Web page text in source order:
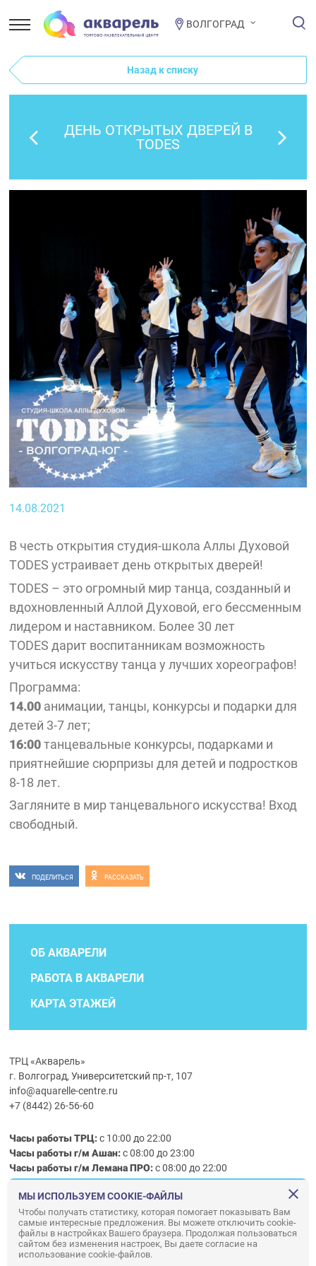
ВОЛГОГРАД
Назад к списку
ДЕНЬ ОТКРЫТЫХ ДВЕРЕЙ В
TODES
14.08.2021
В честь открытия студия-школа Аллы Духовой
TODES устраивает день открытых дверей!
TODES – это огромный мир танца, созданный и
вдохновленный Аллой Духовой, его бессменным
лидером и наставником. Более 30 лет
TODES дарит воспитанникам возможность
учиться искусству танца у лучших хореографов!
Программа:
14.00 анимации, танцы, конкурсы и подарки для
детей 3-7 лет;
16:00танцевальные конкурсы, подарками и
приятнейшие сюрпризы для детей и подростков
8-18 лет.
Загляните в мир танцевального искусства! Вход
свободный.
ПОДЕЛИТЬСЯ РАССКАЗАТЬ
ОБ АКВАРЕЛИ
РАБОТА В АКВАРЕЛИ
КАРТА ЭТАЖЕЙ
ТРЦ «Акварель»
г. Волгоград, Университетский пр-т, 107
info@aquarelle-centre.ru
+7 (8442) 26-56-60
Часы работы ТРЦ:с 10:00 до 22:00
Часы работы г/м Ашан:с 08:00 до 23:00
Часы работыг/мЛемана ПРО:с 08:00 до 22:00
Правила посещения ТРЦ «Акварель»
ООО «АКВАРЕЛЬ»
© ООО «Акварель» 2010–2026. All right reserved.
Дизайн концепция сайта —
МЫ ИСПОЛЬЗУЕМ COOKIE-ФАЙЛЫ
Чтобы получать статистику, которая помогает показывать Вам
самые интересные предложения. Вы можете отключить cookie-
файлы в настройках Вашего браузера. Продолжая пользоваться
сайтом без изменения настроек, Вы даете согласие на
использование cookie-файлов.